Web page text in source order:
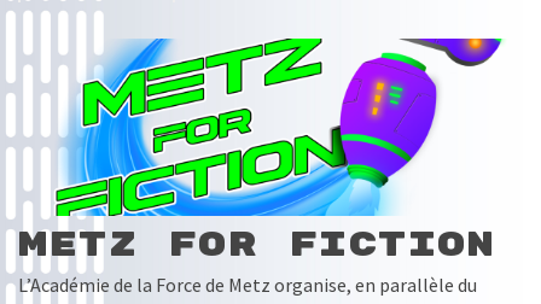
Metz for Fiction
L’Académie de la Force de Metz organise, en parallèle du